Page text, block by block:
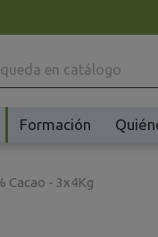
Formación
Cacao - 3x4Kg